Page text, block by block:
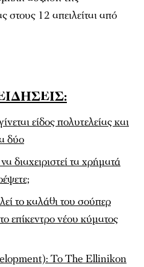
στους 12 απειλείται από
είδος πολυτελείας και
δύο
διαχειριστεί τα χρήματά
το καλάθι του σούπερ
επίκεντρο νέου κύματος
To The Ellinikon